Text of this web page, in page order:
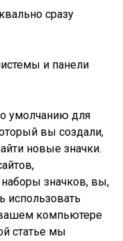
сразу
и панели
умолчанию для
вы создали,
новые значки.
значков, вы,
использовать
компьютере
статье мы